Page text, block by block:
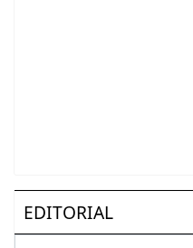
EDITORIAL